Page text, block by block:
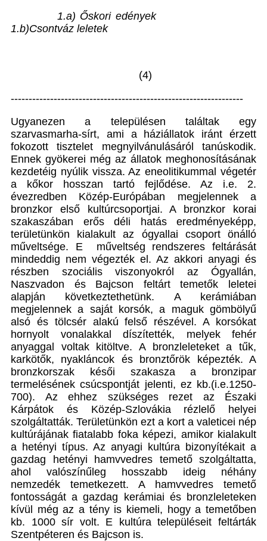
1.a) Őskori edények
1.b)Csontváz leletek
(4)
-----------------------------------------------------------------
Ugyanezen a településen találtak egy
szarvasmarha-sírt, ami a háziállatok iránt érzett
fokozott tisztelet megnyilvánulásáról tanúskodik.
Ennek gyökerei még az állatok meghonosításának
kezdetéig nyúlik vissza. Az eneolitikummal végetér
a kőkor hosszan tartó fejlődése. Az i.e. 2.
évezredben Közép-Európában megjelennek a
bronzkor első kultúrcsoportjai. A bronzkor korai
szakaszában erős déli hatás eredményeképp,
területünkön kialakult az ógyallai csoport önálló
műveltsége. E műveltség rendszeres feltárását
mindeddig nem végezték el. Az akkori anyagi és
részben szociális viszonyokról az Ógyallán,
Naszvadon és Bajcson feltárt temetők leletei
alapján következtethetünk. A kerámiában
megjelennek a saját korsók, a maguk gömbölyű
alsó és tölcsér alakú felső részével. A korsókat
hornyolt vonalakkal díszítették, melyek fehér
anyaggal voltak kitöltve. A bronzleleteket a tűk,
karkötők, nyakláncok és bronztőrök képezték. A
bronzkorszak késői szakasza a bronzipar
termelésének csúcspontját jelenti, ez kb.(i.e.1250-
700). Az ehhez szükséges rezet az Északi
Kárpátok és Közép-Szlovákia rézlelő helyei
szolgáltatták. Területünkön ezt a kort a valeticei nép
kultúrájának fiatalabb foka képezi, amikor kialakult
a hetényi típus. Az anyagi kultúra bizonyítékait a
gazdag hetényi hamvvedres temető szolgáltatta,
ahol valószínűleg hosszabb ideig néhány
nemzedék temetkezett. A hamvvedres temető
fontosságát a gazdag kerámiai és bronzleleteken
kívül még az a tény is kiemeli, hogy a temetőben
kb. 1000 sír volt. E kultúra településeit feltárták
Szentpéteren és Bajcson is.